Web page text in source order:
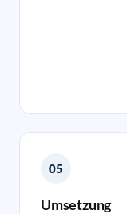
05
Umsetzung